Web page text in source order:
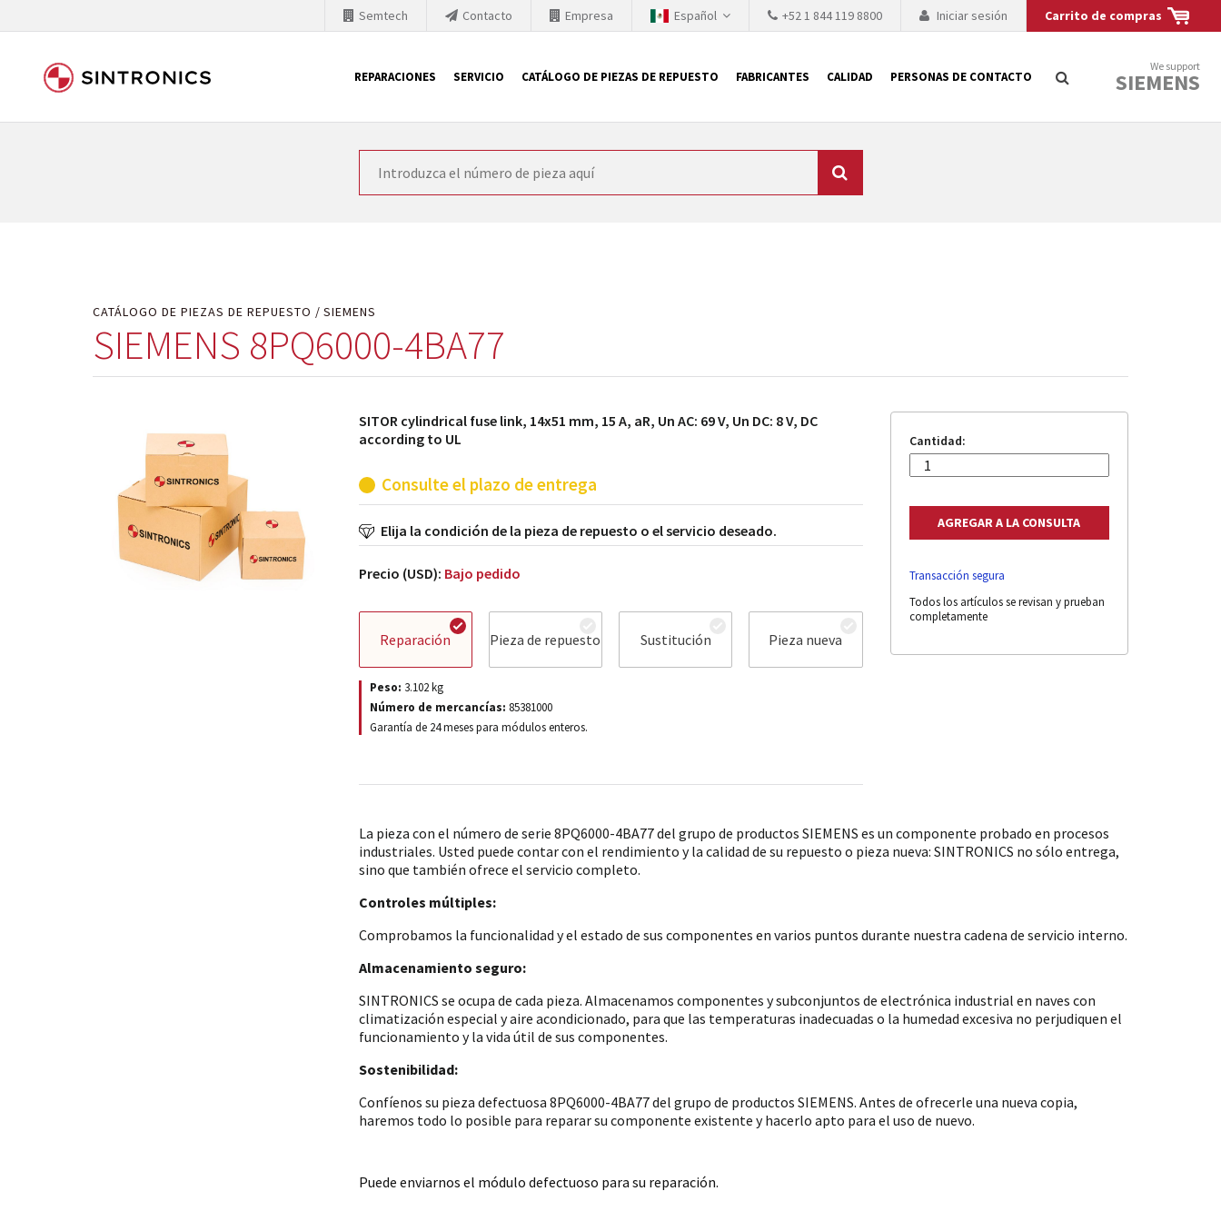
Carrito de compras
Iniciar sesión
+52 1 844 119 8800
Español
Empresa
Contacto
Semtech
REPARACIONES SERVICIO CATÁLOGO DE PIEZAS DE REPUESTO FABRICANTES CALIDAD PERSONAS DE CONTACTO
We support
SIEMENS
Nuestra colaboración con SIEMENS
de módulos descontinuados por módulos del propio almacén.
CATÁLOGO DE PIEZAS DE REPUESTO SIEMENS
SIEMENS 8PQ6000-4BA77
SITOR cylindrical fuse link, 14x51 mm, 15 A, aR, Un AC: 69 V, Un DC: 8 V, DC
according to UL
Consulte el plazo de entrega
Elija la condición de la pieza de repuesto o el servicio deseado.
Precio (USD): Bajo pedido
Reparación Pieza de repuesto Sustitución Pieza nueva
Peso: 3.102kg
Número de mercancías: 85381000
Garantía de 24 meses para módulos enteros.
Cantidad:
Transacción segura
Todos los artículos se revisan y prueban
completamente
La pieza con el número de serie 8PQ6000-4BA77 del grupo de productos SIEMENS es un componente probado en procesos
industriales. Usted puede contar con el rendimiento y la calidad de su repuesto o pieza nueva: SINTRONICS no sólo entrega,
sino que también ofrece el servicio completo.
Controles múltiples:
Comprobamos la funcionalidad y el estado de sus componentes en varios puntos durante nuestra cadena de servicio interno.
Almacenamiento seguro:
SINTRONICS se ocupa de cada pieza. Almacenamos componentes y subconjuntos de electrónica industrial en naves con
climatización especial y aire acondicionado, para que las temperaturas inadecuadas o la humedad excesiva no perjudiquen el
funcionamiento y la vida útil de sus componentes.
Sostenibilidad:
Confíenos su pieza defectuosa 8PQ6000-4BA77 del grupo de productos SIEMENS. Antes de ofrecerle una nueva copia,
haremos todo lo posible para reparar su componente existente y hacerlo apto para el uso de nuevo.
Puede enviarnos el módulo defectuoso para su reparación.